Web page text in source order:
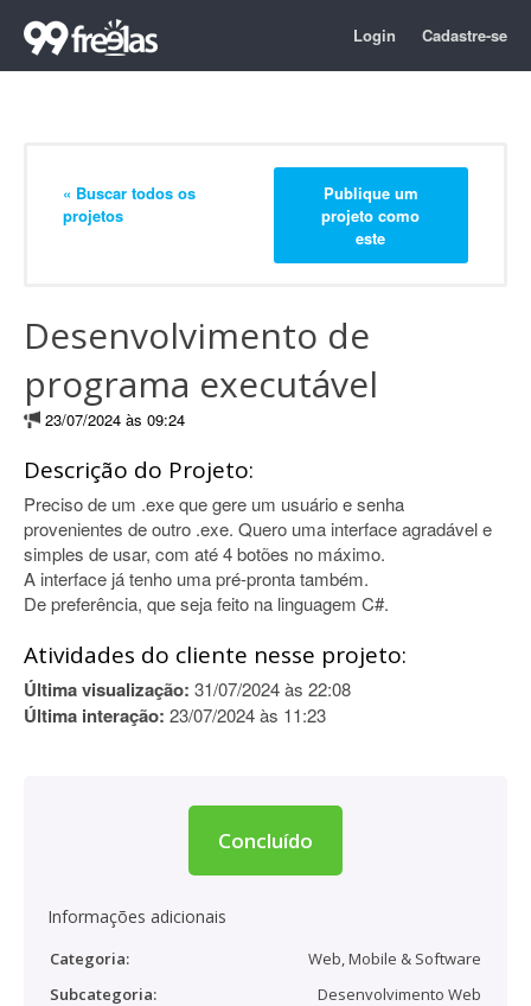
Login Cadastre-se
« Buscar todos os
projetos
Publique um
projeto como
este
Desenvolvimento de
programa executável
23/07/2024 às 09:24
Descrição do Projeto:
Preciso de um .exe que gere um usuário e senha
provenientes de outro .exe. Quero uma interface agradável e
simples de usar, com até 4 botões no máximo.
A interface já tenho uma pré-pronta também.
De preferência, que seja feito na linguagem C#.
Atividades do cliente nesse projeto:
Última visualização: 31/07/2024 às 22:08
Última interação: 23/07/2024 às 11:23
Concluído
Informações adicionais
Categoria:
Web, Mobile & Software
Subcategoria:
Desenvolvimento Web